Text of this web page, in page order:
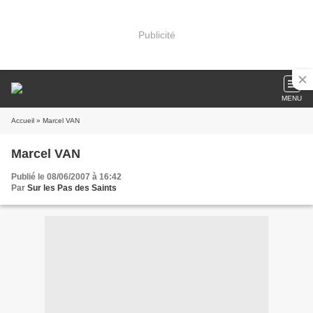
Publicité
MENU
Accueil » Marcel VAN
Marcel VAN
Publié le 08/06/2007 à 16:42
Par Sur les Pas des Saints